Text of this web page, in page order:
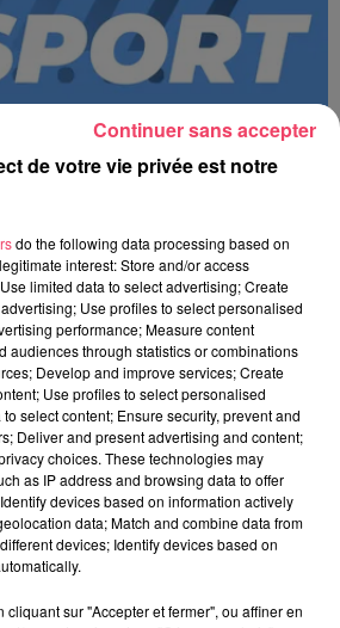
08/26
de votre vie privée est notre
do the following data processing based on
interest: Store and/or access
limited data to select advertising; Create
Use profiles to select personalised
performance; Measure content
audiences through statistics or combinations
Develop and improve services; Create
Use profiles to select personalised
select content; Ensure security, prevent and
Deliver and present advertising and content;
choices. These technologies may
as IP address and browsing data to offer
devices based on information actively
data; Match and combine data from
devices; Identify devices based on
cliquant sur "Accepter et fermer", ou affiner en
Continuer sans accepter